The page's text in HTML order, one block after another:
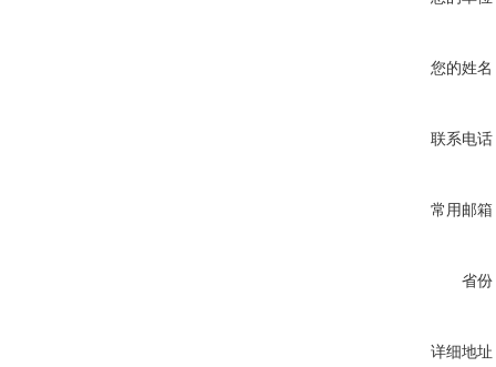
您的姓名
联系电话
常用邮箱
省份
详细地址